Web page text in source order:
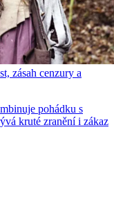
zásah cenzury a
pohádku s
kruté zranění i zákaz